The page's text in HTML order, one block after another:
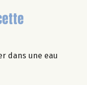
dans une eau